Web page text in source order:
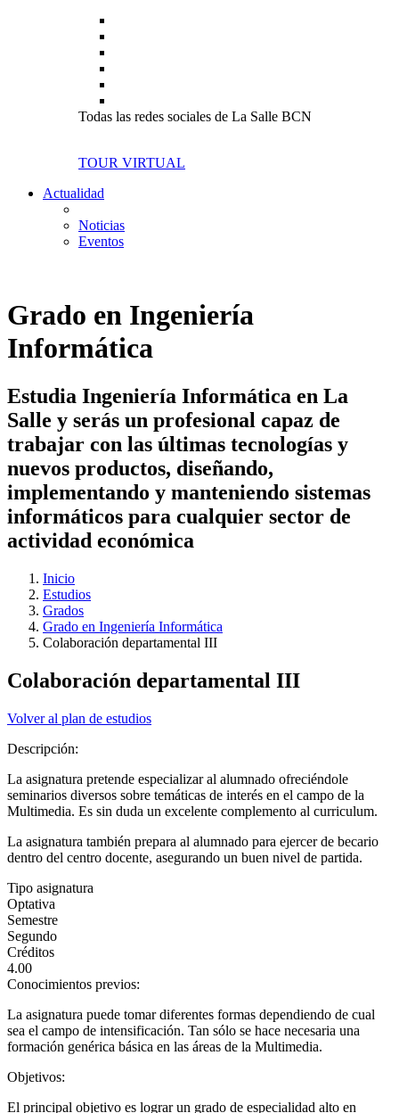
Todas las redes sociales de La Salle BCN
TOUR VIRTUAL
Actualidad
Noticias
Eventos
Grado en Ingeniería
Informática
Estudia Ingeniería Informática en La
Salle y serás un profesional capaz de
trabajar con las últimas tecnologías y
nuevos productos, diseñando,
implementando y manteniendo sistemas
informáticos para cualquier sector de
actividad económica
Inicio
Estudios
Grados
Grado en Ingeniería Informática
Colaboración departamental III
Colaboración departamental III
Volver al plan de estudios
Descripción:
La asignatura pretende especializar al alumnado ofreciéndole
seminarios diversos sobre temáticas de interés en el campo de la
Multimedia. Es sin duda un excelente complemento al curriculum.
La asignatura también prepara al alumnado para ejercer de becario
dentro del centro docente, asegurando un buen nivel de partida.
Tipo asignatura
Optativa
Semestre
Segundo
Créditos
4.00
Conocimientos previos:
La asignatura puede tomar diferentes formas dependiendo de cual
sea el campo de intensificación. Tan sólo se hace necesaria una
formación genérica básica en las áreas de la Multimedia.
Objetivos:
El principal objetivo es lograr un grado de especialidad alto en